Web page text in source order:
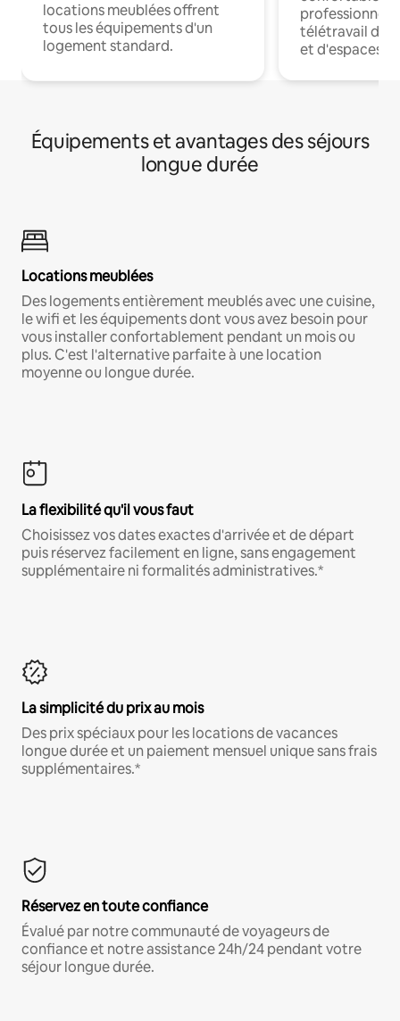
locations meublées offrent
tous les équipements d'un
logement standard.
professionnels
télétravail
et d'espaces
Équipements et avantages des séjours
longue durée
Locations meublées
Des logements entièrement meublés avec une cuisine,
le wifi et les équipements dont vous avez besoin pour
vous installer confortablement pendant un mois ou
plus. C'est l'alternative parfaite à une location
moyenne ou longue durée.
La flexibilité qu'il vous faut
Choisissez vos dates exactes d'arrivée et de départ
puis réservez facilement en ligne, sans engagement
supplémentaire ni formalités administratives.*
La simplicité du prix au mois
Des prix spéciaux pour les locations de vacances
longue durée et un paiement mensuel unique sans frais
supplémentaires.*
Réservez en toute confiance
Évalué par notre communauté de voyageurs de
confiance et notre assistance 24h/24 pendant votre
séjour longue durée.